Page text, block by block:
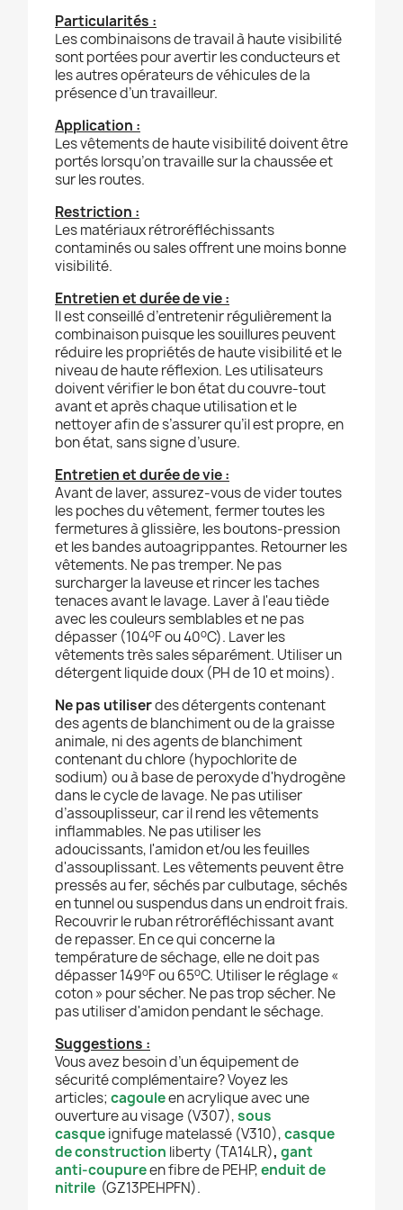
Particularités :
Les combinaisons de travail à haute visibilité
sont portées pour avertir les conducteurs et
les autres opérateurs de véhicules de la
présence d’un travailleur.
Application :
Les vêtements de haute visibilité doivent être
portés lorsqu’on travaille sur la chaussée et
sur les routes.
Restriction :
Les matériaux rétroréfléchissants
contaminés ou sales offrent une moins bonne
visibilité.
Entretien et durée de vie :
Il est conseillé d’entretenir régulièrement la
combinaison puisque les souillures peuvent
réduire les propriétés de haute visibilité et le
niveau de haute réflexion. Les utilisateurs
doivent vérifier le bon état du couvre-tout
avant et après chaque utilisation et le
nettoyer afin de s’assurer qu’il est propre, en
bon état, sans signe d’usure.
Entretien et durée de vie :
Avant de laver, assurez-vous de vider toutes
les poches du vêtement, fermer toutes les
fermetures à glissière, les boutons-pression
et les bandes autoagrippantes. Retourner les
vêtements. Ne pas tremper. Ne pas
surcharger la laveuse et rincer les taches
tenaces avant le lavage. Laver à l'eau tiède
avec les couleurs semblables et ne pas
dépasser (104oF ou 40oC). Laver les
vêtements très sales séparément. Utiliser un
détergent liquide doux (PH de 10 et moins).
Ne pas utiliserdes détergents contenant
des agents de blanchiment ou de la graisse
animale, ni des agents de blanchiment
contenant du chlore (hypochlorite de
sodium) ou à base de peroxyde d'hydrogène
dans le cycle de lavage. Ne pas utiliser
d’assouplisseur, car il rend les vêtements
inflammables. Ne pas utiliser les
adoucissants, l'amidon et/ou les feuilles
d'assouplissant. Les vêtements peuvent être
pressés au fer, séchés par culbutage, séchés
en tunnel ou suspendus dans un endroit frais.
Recouvrir le ruban rétroréfléchissant avant
de repasser. En ce qui concerne la
température de séchage, elle ne doit pas
dépasser 149oF ou 65oC. Utiliser le réglage «
coton » pour sécher. Ne pas trop sécher. Ne
pas utiliser d'amidon pendant le séchage.
Suggestions :
Vous avez besoin d’un équipement de
sécurité complémentaire? Voyez les
articles; cagouleen acrylique avec une
ouverture au visage (V307),sous
casqueignifuge matelassé (V310),casque
de construction liberty (TA14LR), gant
anti-coupureen fibre de PEHP,enduit de
nitrile (GZ13PEHPFN).